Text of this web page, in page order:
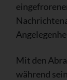
Mit den
während